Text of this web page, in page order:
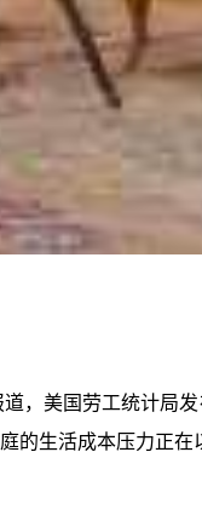
，美国劳工统计局
的生活成本压力正在